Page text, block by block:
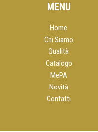
MENU
Home
Chi Siamo
Qualità
Catalogo
MePA
Novità
Contatti